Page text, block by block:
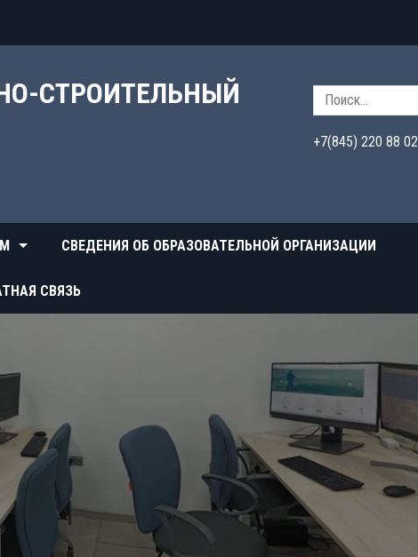
СТРОИТЕЛЬНЫЙ
+7(845) 220 88 02
СВЕДЕНИЯ ОБ ОБРАЗОВАТЕЛЬНОЙ ОРГАНИЗАЦИИ
СВЯЗЬ